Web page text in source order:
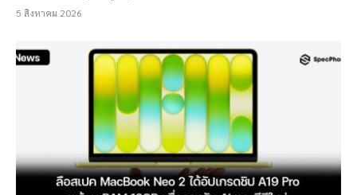
5 สิงหาคม 2026